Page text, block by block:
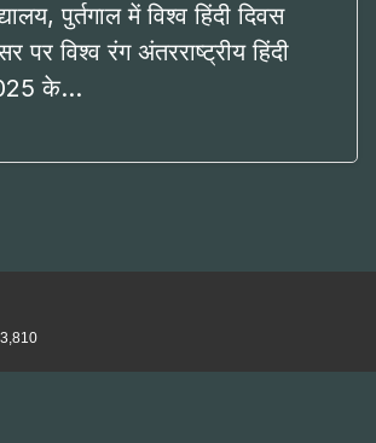
पुर्तगाल में विश्व हिंदी दिवस
पर विश्व रंग अंतरराष्ट्रीय हिंदी
के…